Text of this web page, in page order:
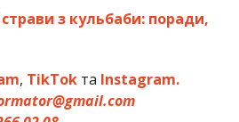
з кульбаби: поради,
, TikTok та Instagram.